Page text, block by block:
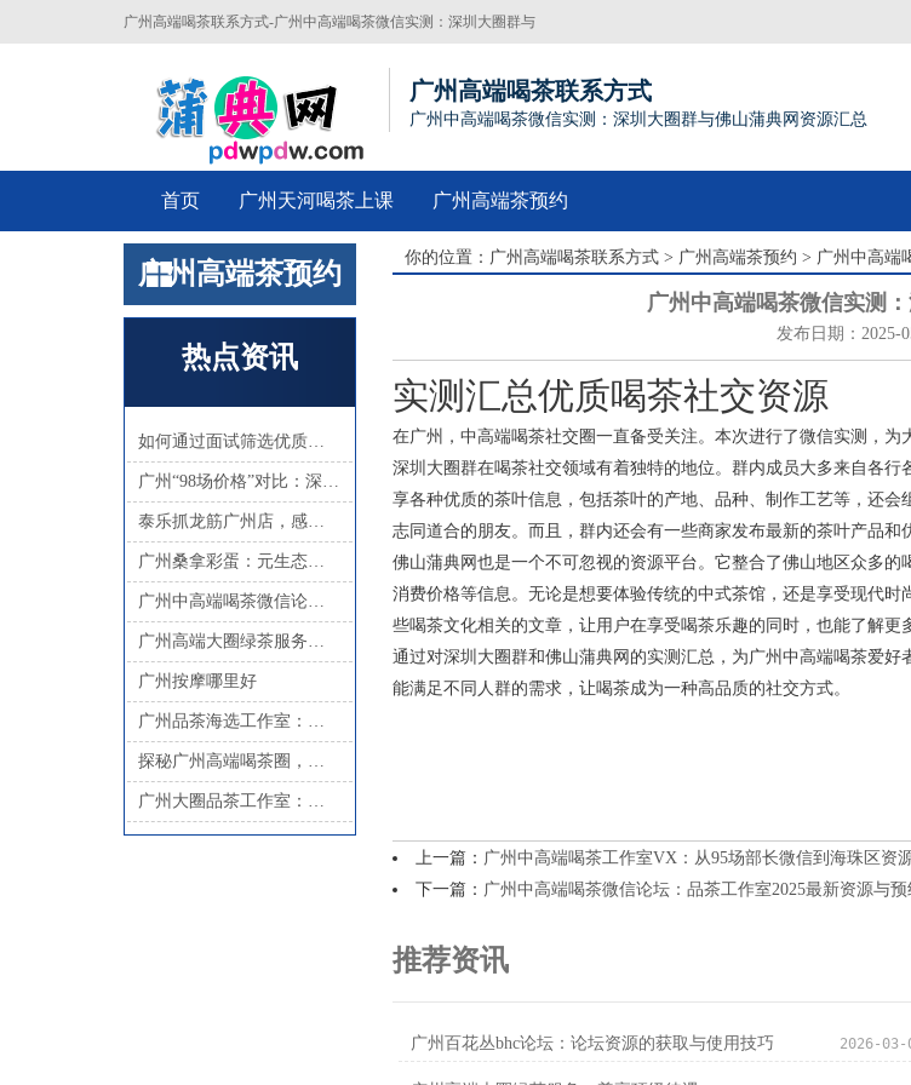
广州高端喝茶联系方式-广州中高端喝茶微信实测：深圳大圈群与
广州高端喝茶联系方式
广州中高端喝茶微信实测：深圳大圈群与佛山蒲典网资源汇总
首页 广州天河喝茶上课 广州高端茶预约
广州高端茶预约
热点资讯
如何通过面试筛选优质工作室招聘信息？
广州“98场价格”对比：深圳中圈平台与佛山蒲典网推荐
泰乐抓龙筋广州店，感受泰式按摩之美
广州桑拿彩蛋：元生态休闲酒店免费小青龙汤领取
广州中高端喝茶微信论坛：品茶工作室2025最新资源与预约方式汇总
广州高端大圈绿茶服务，尊享顶级待遇
广州按摩哪里好
广州品茶海选工作室：海选现场的“潜规则”与避坑指南_210
探秘广州高端喝茶圈，尽享顶级品茶体验！
广州大圈品茶工作室：天河98水会大全与海珠区资源汇总
你的位置： 广州高端喝茶联系方式 > 广州高端茶预约 > 广州中高端
广州中高端喝茶微信实测
发布日期：
实测汇总优质喝茶社交资源
在广州，中高端喝茶社交圈一直备受关注。本次进行了微信实测，为
深圳大圈群在喝茶社交领域有着独特的地位。群内成员大多来自各
享各种优质的茶叶信息，包括茶叶的产地、品种、制作工艺等，还
志同道合的朋友。而且，群内还会有一些商家发布最新的茶叶产品
佛山蒲典网也是一个不可忽视的资源平台。它整合了佛山地区众多
消费价格等信息。无论是想要体验传统的中式茶馆，还是享受现代
些喝茶文化相关的文章，让用户在享受喝茶乐趣的同时，也能了解更
通过对深圳大圈群和佛山蒲典网的实测汇总，为广州中高端喝茶爱
能满足不同人群的需求，让喝茶成为一种高品质的社交方式。
上一篇： 广州中高端喝茶工作室VX：从95场部长微信到海珠区资
下一篇： 广州中高端喝茶微信论坛：品茶工作室2025最新资源与
推荐资讯
广州百花丛bhc论坛：论坛资源的获取与使用技巧 2026-03-